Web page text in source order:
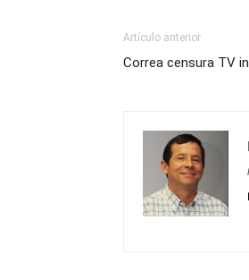
Artículo anterior
Correa censura TV